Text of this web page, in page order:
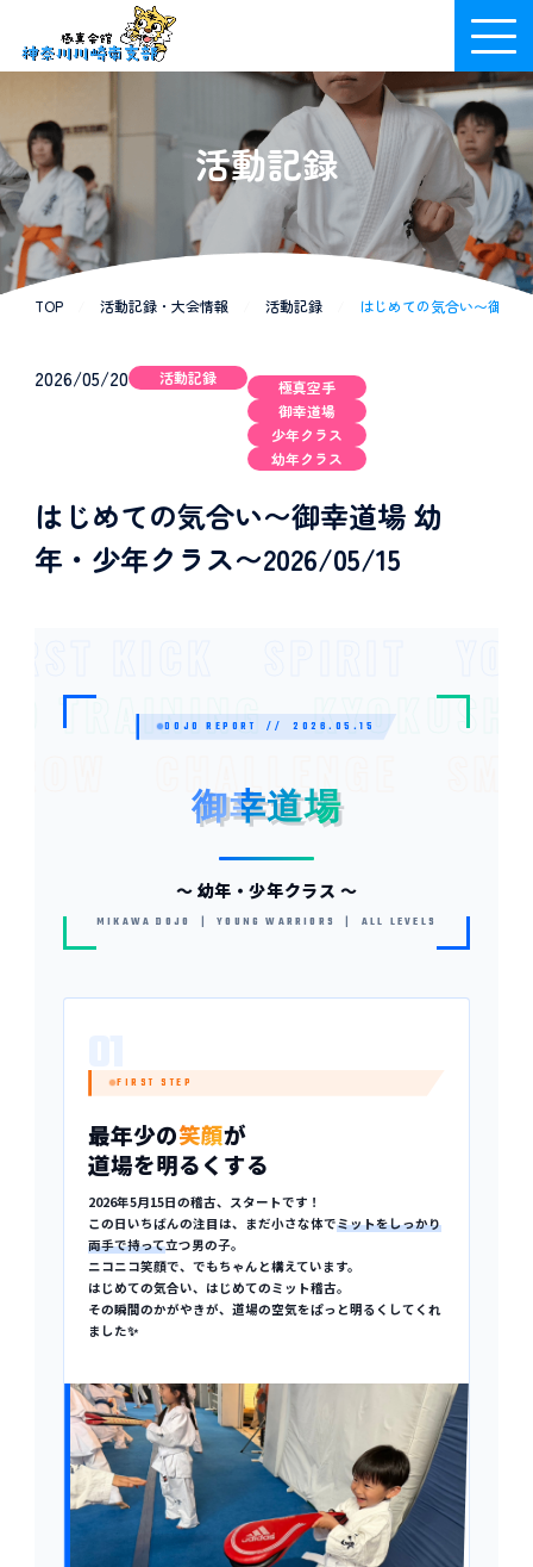
活動記録
TOP 活動記録・大会情報 活動記録 はじめての気合い〜御幸
2026/05/20 活動記録
極真空手
御幸道場
少年クラス
幼年クラス
はじめての気合い〜御幸道場 幼
年・少年クラス〜2026/05/15
TRAINING
CHALLENGE
DOJO REPORT // 2026.05.15
御幸道場
御幸道場
〜 幼年・少年クラス 〜
MIKAWA DOJO | YOUNG WARRIORS | ALL LEVELS
01FIRST STEP
最年少の笑顔が
道場を明るくする
2026年5月15日の稽古、スタートです！
この日いちばんの注目は、まだ小さな体でミットをしっかり
両手で持って立つ男の子。
ニコニコ笑顔で、でもちゃんと構えています。
はじめての気合い、はじめてのミット稽古。
その瞬間のかがやきが、道場の空気をぱっと明るくしてくれ
ました✨